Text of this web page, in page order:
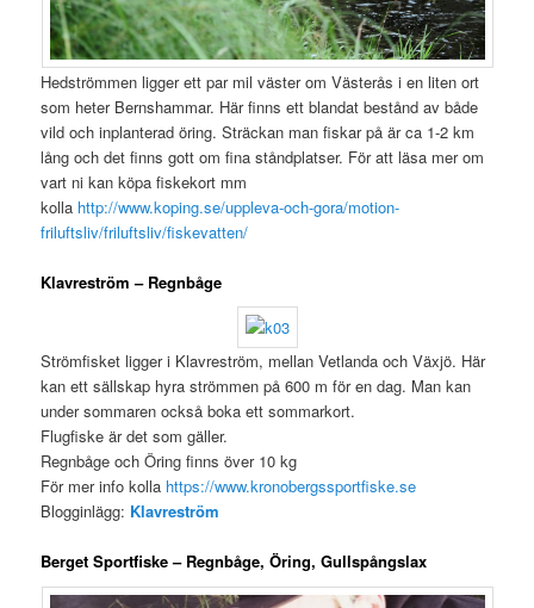
Hedströmmen ligger ett par mil väster om Västerås i en liten ort
som heter Bernshammar. Här finns ett blandat bestånd av både
vild och inplanterad öring. Sträckan man fiskar på är ca 1-2 km
lång och det finns gott om fina ståndplatser. För att läsa mer om
vart ni kan köpa fiskekort mm
kolla http://www.koping.se/uppleva-och-gora/motion-
friluftsliv/friluftsliv/fiskevatten/
Klavreström – Regnbåge
Strömfisket ligger i Klavreström, mellan Vetlanda och Växjö. Här
kan ett sällskap hyra strömmen på 600 m för en dag. Man kan
under sommaren också boka ett sommarkort.
Flugfiske är det som gäller.
Regnbåge och Öring finns över 10 kg
För mer info kolla https://www.kronobergssportfiske.se
Blogginlägg: Klavreström
Berget Sportfiske – Regnbåge, Öring, Gullspångslax